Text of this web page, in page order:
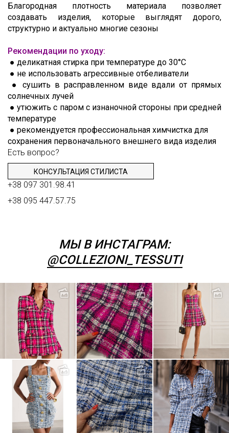
Благородная плотность материала позволяет
создавать изделия, которые выглядят дорого,
структурно и актуально многие сезоны
Рекомендации по уходу:
● деликатная стирка при температуре до 30°C
● не использовать агрессивные отбеливатели
●
сушить в расправленном виде вдали от прямых
солнечных лучей
● утюжить с паром с изнаночной стороны при средней
температуре
● рекомендуется профессиональная химчистка для
сохранения первоначального внешнего вида изделия
Есть вопрос?
КОНСУЛЬТАЦИЯ СТИЛИСТА
+38 097 301.98.41
+38 095 447.57.75
МЫ В ИНСТАГРАМ:
@COLLEZIONI_TESSUTI